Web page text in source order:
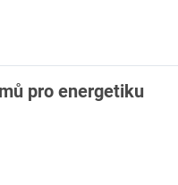
pro energetiku